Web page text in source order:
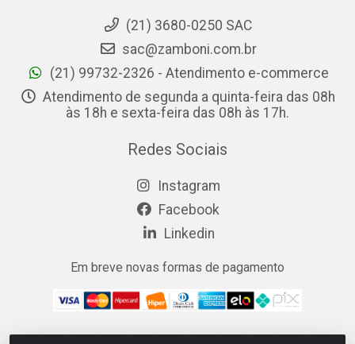
(21) 3680-0250 SAC
sac@zamboni.com.br
(21) 99732-2326 - Atendimento e-commerce
Atendimento de segunda a quinta-feira das 08h
às 18h e sexta-feira das 08h às 17h.
Redes Sociais
Instagram
Facebook
Linkedin
Em breve novas formas de pagamento